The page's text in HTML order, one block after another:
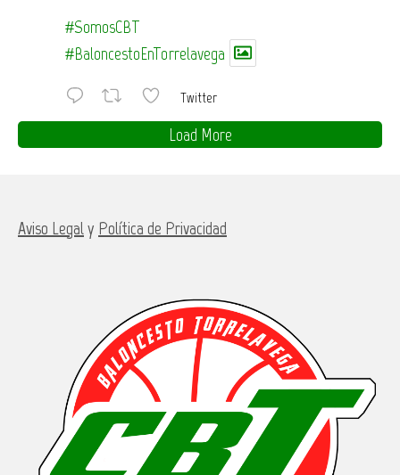
#SomosCBT
#BaloncestoEnTorrelavega
Twitter
Load More
Aviso Legaly Política de Privacidad